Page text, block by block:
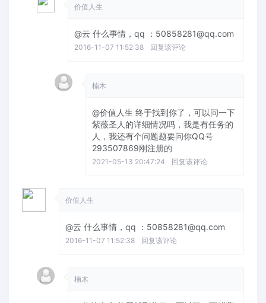
价值人生
@云 什么事情，qq ：50858281@qq.com
2016-11-07 11:52:38 回复该评论
楠木
@价值人生 终于找到你了，可以问一下
紫薇圣人的详细情况吗，我是有任务的
人，我还有个问题题要问你QQ号
293507869刚注册的
2021-05-13 20:47:24 回复该评论
价值人生
@云 什么事情，qq ：50858281@qq.com
2016-11-07 11:52:38 回复该评论
楠木